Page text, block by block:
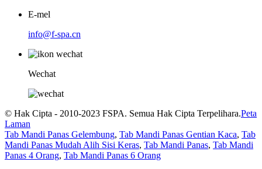
E-mel
info@f-spa.cn
Wechat
© Hak Cipta - 2010-2023 FSPA. Semua Hak Cipta Terpelihara.Peta
Laman
Tab Mandi Panas Gelembung, Tab Mandi Panas Gentian Kaca, Tab
Mandi Panas Mudah Alih Sisi Keras, Tab Mandi Panas, Tab Mandi
Panas 4 Orang, Tab Mandi Panas 6 Orang